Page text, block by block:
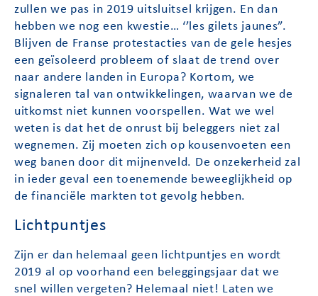
zullen we pas in 2019 uitsluitsel krijgen. En dan
hebben we nog een kwestie… ‘’les gilets jaunes”.
Blijven de Franse protestacties van de gele hesjes
een geïsoleerd probleem of slaat de trend over
naar andere landen in Europa? Kortom, we
signaleren tal van ontwikkelingen, waarvan we de
uitkomst niet kunnen voorspellen. Wat we wel
weten is dat het de onrust bij beleggers niet zal
wegnemen. Zij moeten zich op kousenvoeten een
weg banen door dit mijnenveld. De onzekerheid zal
in ieder geval een toenemende beweeglijkheid op
de financiële markten tot gevolg hebben.
Lichtpuntjes
Zijn er dan helemaal geen lichtpuntjes en wordt
2019 al op voorhand een beleggingsjaar dat we
snel willen vergeten? Helemaal niet! Laten we